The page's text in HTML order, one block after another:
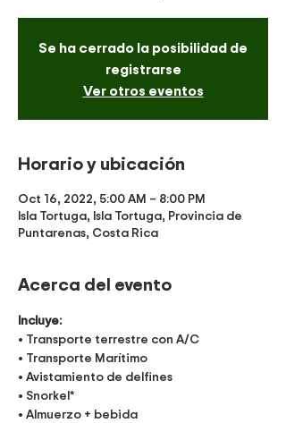
Se ha cerrado la posibilidad de
registrarse
Ver otros eventos
Horario y ubicación
Oct 16, 2022, 5:00 AM – 8:00 PM
Isla Tortuga, Isla Tortuga, Provincia de
Puntarenas, Costa Rica
Acerca del evento
Incluye:
• Transporte terrestre con A/C
• Transporte Marítimo
• Avistamiento de delfines
• Snorkel*
• Almuerzo + bebida